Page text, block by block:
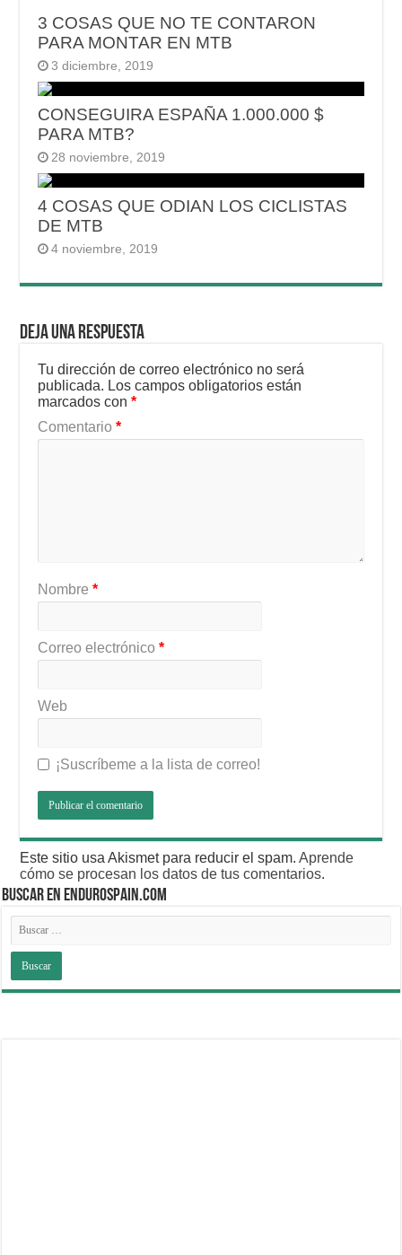
3 COSAS QUE NO TE CONTARON
PARA MONTAR EN MTB
3 diciembre, 2019
CONSEGUIRA ESPAÑA 1.000.000 $
PARA MTB?
28 noviembre, 2019
4 COSAS QUE ODIAN LOS CICLISTAS
DE MTB
4 noviembre, 2019
Deja una respuesta
Tu dirección de correo electrónico no será
publicada. Los campos obligatorios están
marcados con*
Comentario*
Nombre*
Correo electrónico*
Web
¡Suscríbeme a la lista de correo!
Este sitio usa Akismet para reducir el spam.Aprende
cómo se procesan los datos de tus comentarios.
BUSCAR EN ENDUROSPAIN.COM